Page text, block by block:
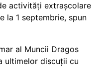
activități extrașcolare
la 1 septembrie, spun
al Muncii Dragos
ultimelor discuții cu